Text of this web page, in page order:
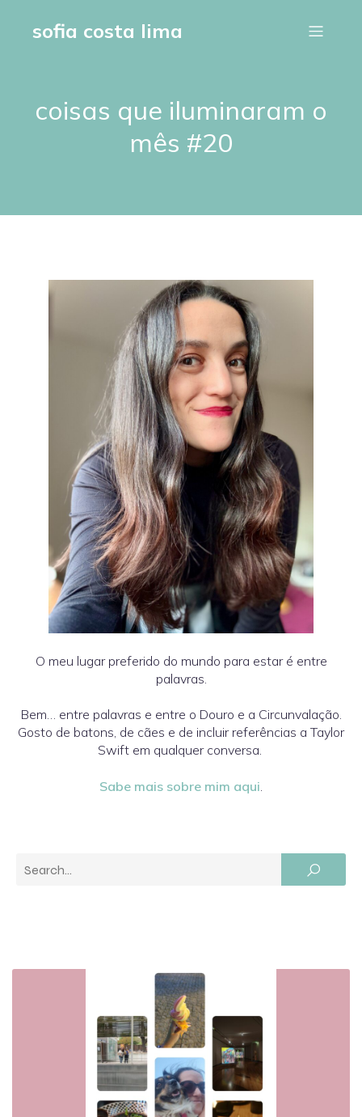
sofia costa lima
coisas que iluminaram o
mês #20
O meu lugar preferido do mundo para estar é entre
palavras.
Bem… entre palavras e entre o Douro e a Circunvalação.
Gosto de batons, de cães e de incluir referências a Taylor
Swift em qualquer conversa.
Sabe mais sobre mim aqui.